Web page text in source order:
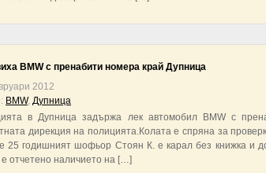
BMW с пренабити номера край Дупница
2012
BMW, Дупница
в Дупница задържа лек автомобил BMW с
дирекция на полицията.Колата е спряна за
25 годишният шофьор Стоян К. е карал без книжка и
отчетено наличието на […]